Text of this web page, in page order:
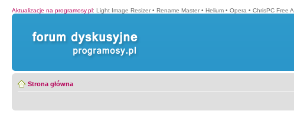
Aktualizacje na programosy.pl: Light Image Resizer • Rename Master • Helium • Opera • ChrisPC Free
Strona główna